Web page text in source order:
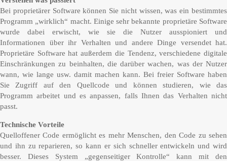
Bei proprietärer Software können Sie nicht wissen, was ein bestimmtes
Programm „wirklich“ macht. Einige sehr bekannte proprietäre Software
wurde dabei erwischt, wie sie die Nutzer ausspioniert und
Informationen über ihr Verhalten und andere Dinge versendet hat.
Proprietäre Software hat außerdem die Tendenz, verschiedene digitale
Einschränkungen zu beinhalten, die darüber wachen, was der Nutzer
wann, wie lange usw. damit machen kann. Bei freier Software haben
Sie Zugriff auf den Quellcode und können studieren, wie das
Programm arbeitet und es anpassen, falls Ihnen das Verhalten nicht
passt.
Technische Vorteile
Quelloffener Code ermöglicht es mehr Menschen, den Code zu sehen
und ihn zu reparieren, so kann er sich schneller entwickeln und wird
besser. Dieses System „gegenseitiger Kontrolle“ kann mit den